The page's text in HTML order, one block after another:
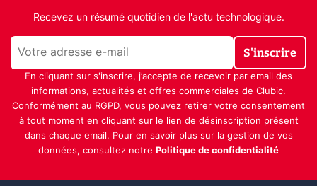
Recevez un résumé quotidien de l'actu technologique.
S'inscrire
En cliquant sur s'inscrire, j’accepte de recevoir par email des
informations, actualités et offres commerciales de Clubic.
Conformément au RGPD, vous pouvez retirer votre consentement
à tout moment en cliquant sur le lien de désinscription présent
dans chaque email. Pour en savoir plus sur la gestion de vos
données, consultez notre Politique de confidentialité